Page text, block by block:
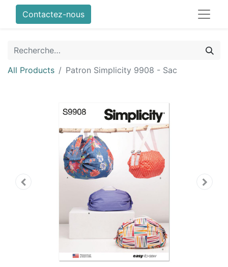
Contactez-nous
All Products Patron Simplicity 9908 - Sac